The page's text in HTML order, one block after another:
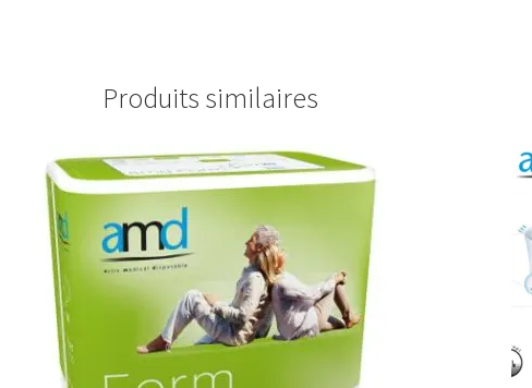
Produits similaires